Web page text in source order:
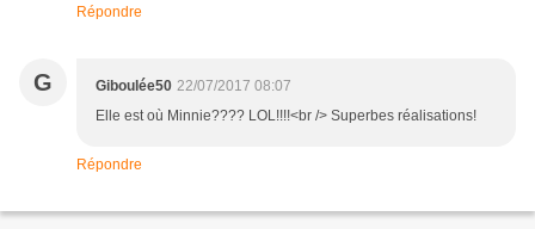
Répondre
G Giboulée50 22/07/2017 08:07
Elle est où Minnie???? LOL!!!!<br /> Superbes réalisations!
Répondre